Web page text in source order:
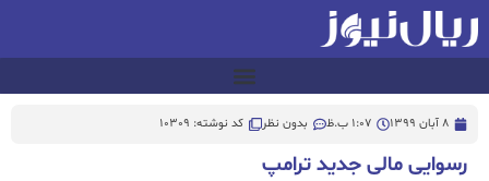
8 آبان 1399 1:07 ب.ظ بدون نظر کد نوشته: 10309
رسوایی مالی جدید ترامپ